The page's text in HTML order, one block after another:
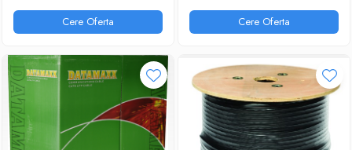
Cere Oferta Cere Oferta